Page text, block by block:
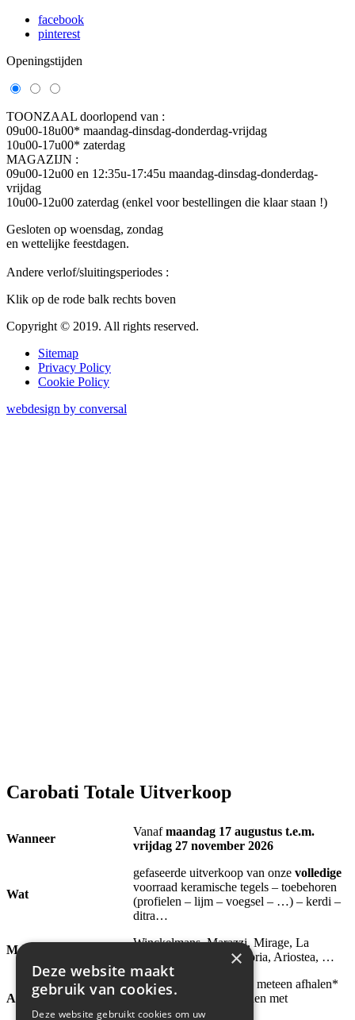
facebook
pinterest
Openingstijden
TOONZAAL doorlopend van :
09u00-18u00* maandag-dinsdag-donderdag-vrijdag
10u00-17u00* zaterdag
MAGAZIJN :
09u00-12u00 en 12:35u-17:45u maandag-dinsdag-donderdag-
vrijdag
10u00-12u00 zaterdag (enkel voor bestellingen die klaar staan !)
Gesloten op woensdag, zondag
en wettelijke feestdagen.
Andere verlof/sluitingsperiodes :
Klik op de rode balk rechts boven
Copyright © 2019. All rights reserved.
Sitemap
Privacy Policy
Cookie Policy
webdesign by conversal
Carobati Totale Uitverkoop
Wanneer
Vanafmaandag 17 augustus t.e.m.
vrijdag 27 november 2026
Wat
gefaseerde uitverkoop van onze volledige
voorraad keramische tegels – toebehoren
(profielen – lijm – voegsel – …) – kerdi –
ditra…
Merken
Winckelmans, Marazzi, Mirage, La
Faenza, Terratinta, Sartoria, Ariostea, …
Aandachtspunten
geen stockage mogelijk: meteen afhalen*
of levering laten inplannen met
transportkost.
×
Deze website maakt
gebruik van cookies.
Deze website gebruikt cookies om uw